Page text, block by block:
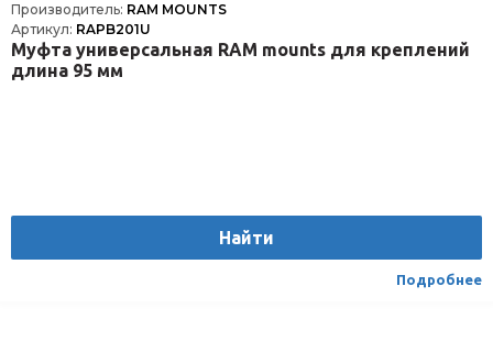
Производитель: RAM MOUNTS
Артикул: RAPB201U
Муфта универсальная RAM mounts для креплений
длина 95 мм
Найти
Подробнее